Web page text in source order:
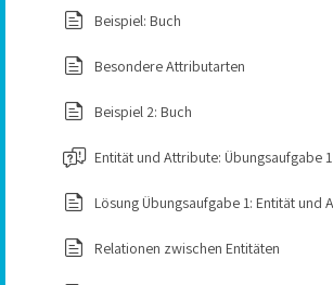
Beispiel: Buch
Besondere Attributarten
Beispiel 2: Buch
Entität und Attribute: Übungsaufgabe 1
Relationen zwischen Entitäten